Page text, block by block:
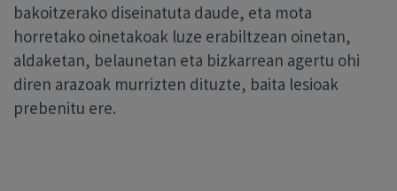
bakoitzerako diseinatuta daude, eta mota
horretako oinetakoak luze erabiltzean oinetan,
aldaketan, belaunetan eta bizkarrean agertu ohi
diren arazoak murrizten dituzte, baita lesioak
prebenitu ere.